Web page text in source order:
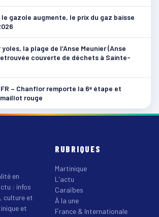
gazole augmente, le prix du gaz baisse
la plage de l’Anse Meunier (Anse
couverte de déchets à Sainte-
– Chanflor remporte la 6ᵉ étape et
maillot rouge
en
: infos
culture et
et
RUBRIQUES
Martinique
L'actu
Caraïbes
À la une
France & Internationale